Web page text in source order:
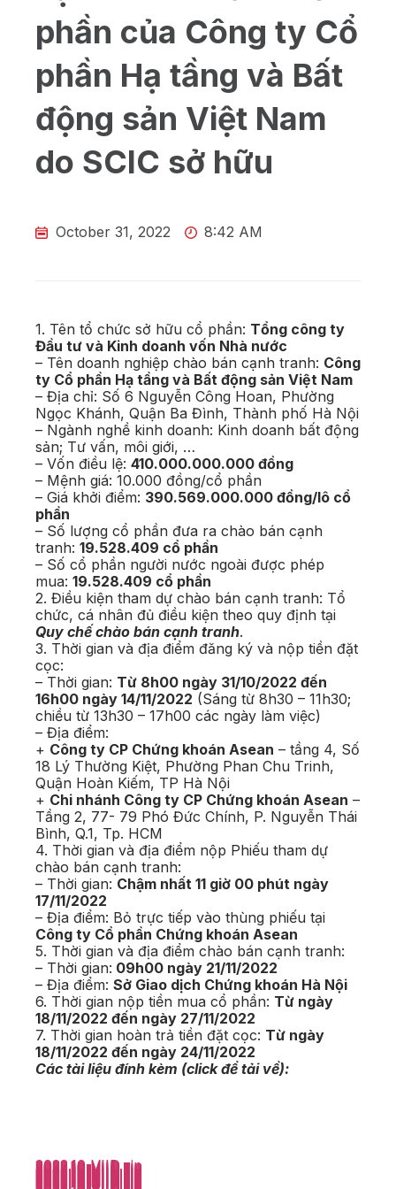
phần của Công ty Cổ
phần Hạ tầng và Bất
động sản Việt Nam
do SCIC sở hữu
October 31, 2022 8:42 AM
1. Tên tổ chức sở hữu cổ phần: Tổng công ty
Đầu tư và Kinh doanh vốn Nhà nước
– Tên doanh nghiệp chào bán cạnh tranh: Công
ty Cổ phần Hạ tầng và Bất động sản Việt Nam
– Địa chỉ: Số 6 Nguyễn Công Hoan, Phường
Ngọc Khánh, Quận Ba Đình, Thành phố Hà Nội
– Ngành nghề kinh doanh: Kinh doanh bất động
sản; Tư vấn, môi giới, …
– Vốn điều lệ: 410.000.000.000 đồng
– Mệnh giá: 10.000 đồng/cổ phần
– Giá khởi điểm: 390.569.000.000 đồng/lô cổ
phần
– Số lượng cổ phần đưa ra chào bán cạnh
tranh: 19.528.409 cổ phần
– Số cổ phần người nước ngoài được phép
mua: 19.528.409 cổ phần
2. Điều kiện tham dự chào bán cạnh tranh: Tổ
chức, cá nhân đủ điều kiện theo quy định tại
Quy chế chào bán cạnh tranh.
3. Thời gian và địa điểm đăng ký và nộp tiền đặt
cọc:
– Thời gian: Từ 8h00 ngày 31/10/2022 đến
16h00 ngày 14/11/2022 (Sáng từ 8h30 – 11h30;
chiều từ 13h30 – 17h00 các ngày làm việc)
– Địa điểm:
+ Công ty CP Chứng khoán Asean – tầng 4, Số
18 Lý Thường Kiệt, Phường Phan Chu Trinh,
Quận Hoàn Kiếm, TP Hà Nội
+ Chi nhánh Công ty CP Chứng khoán Asean –
Tầng 2, 77- 79 Phó Đức Chính, P. Nguyễn Thái
Bình, Q.1, Tp. HCM
4. Thời gian và địa điểm nộp Phiếu tham dự
chào bán cạnh tranh:
– Thời gian: Chậm nhất 11 giờ 00 phút ngày
17/11/2022
– Địa điểm: Bỏ trực tiếp vào thùng phiếu tại
Công ty Cổ phần Chứng khoán Asean
5. Thời gian và địa điểm chào bán cạnh tranh:
– Thời gian: 09h00 ngày 21/11/2022
– Địa điểm: Sở Giao dịch Chứng khoán Hà Nội
6. Thời gian nộp tiền mua cổ phần: Từ ngày
18/11/2022 đến ngày 27/11/2022
7. Thời gian hoàn trả tiền đặt cọc: Từ ngày
18/11/2022 đến ngày 24/11/2022
Các tài liệu đính kèm (click để tải về):
2022.10-VIID.zip
2022.10-VIID.zip
2022.10-VIID.zip
2022.10-VIID.zip
2022.10-VIID.zip
2022.10-VIID.zip
2022.10-VIID.zip
2022.10-VIID.zip
2022.10-VIID.zip
2022.10-VIID.zip
2022.10-VIID.zip
2022.10-VIID.zip
2022.10-VIID.zip
2022.10-VIID.zip
2022.10-VIID.zip
2022.10-VIID.zip